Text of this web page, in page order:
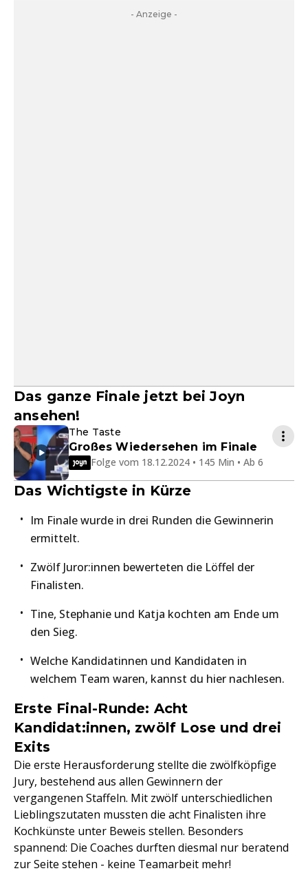
- Anzeige -
Das ganze Finale jetzt bei Joyn
ansehen!
The Taste
Großes Wiedersehen im Finale
Folge vom 18.12.2024 • 145 Min • Ab 6
Das Wichtigste in Kürze
Im Finale wurde in drei Runden die Gewinnerin
ermittelt.
Zwölf Juror:innen bewerteten die Löffel der
Finalisten.
Tine, Stephanie und Katja kochten am Ende um
den Sieg.
Welche Kandidatinnen und Kandidaten in
welchem Team waren, kannst du hier nachlesen.
Erste Final-Runde: Acht
Kandidat:innen, zwölf Lose und drei
Exits
Die erste Herausforderung stellte die zwölfköpfige
Jury, bestehend aus allen Gewinnern der
vergangenen Staffeln. Mit zwölf unterschiedlichen
Lieblingszutaten mussten die acht Finalisten ihre
Kochkünste unter Beweis stellen. Besonders
spannend: Die Coaches durften diesmal nur beratend
zur Seite stehen - keine Teamarbeit mehr!